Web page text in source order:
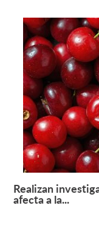
Realizan
afecta a la...